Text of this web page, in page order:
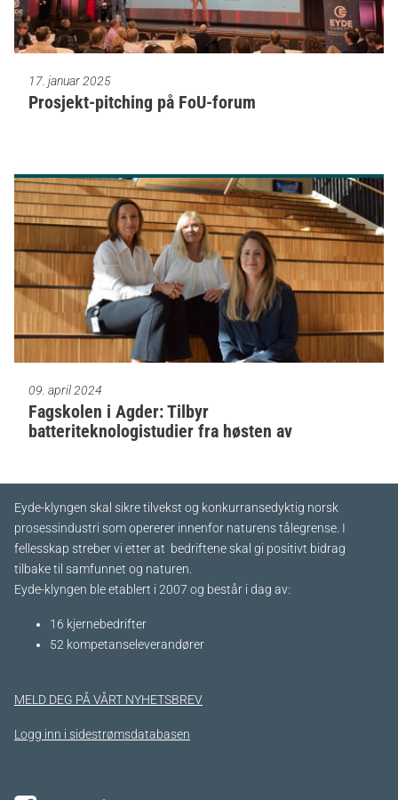
17. januar 2025
Prosjekt-pitching på FoU-forum
09. april 2024
Fagskolen i Agder: Tilbyr
batteriteknologistudier fra høsten av
Eyde-klyngen skal sikre tilvekst og konkurransedyktig norsk
prosessindustri som opererer innenfor naturens tålegrense. I
fellesskap streber vi etter at bedriftene skal gi positivt bidrag
tilbake til samfunnet og naturen.
Eyde-klyngen ble etablert i 2007 og består i dag av:
16 kjernebedrifter​
52 kompetanseleverandører
MELD DEG PÅ VÅRT NYHETSBREV
Logg inn i sidestrømsdatabasen